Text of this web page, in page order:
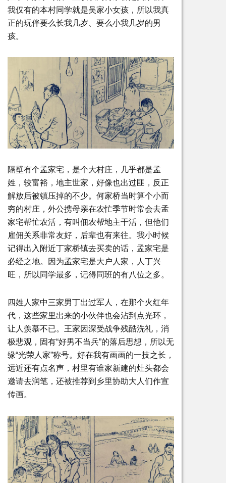
我仅有的本村同学就是吴家小女孩，所以我真
正的玩伴要么长我几岁、要么小我几岁的男
孩。
隔壁有个孟家宅，是个大村庄，几乎都是孟
姓，较富裕，地主世家，好像也出过匪，反正
解放后被镇压掉的不少。何家桥当时算个小而
穷的村庄，外公携母亲在农忙季节时常会去孟
家宅帮忙农活，有叫佃农帮地主干活，但他们
雇佣关系非常友好，后辈也有来往。我小时候
记得出入附近丁家桥镇去买卖的话，孟家宅是
必经之地。因为孟家宅是大户人家，人丁兴
旺，所以同学最多，记得同班的有八位之多。
四姓人家中三家男丁出过军人，在那个火红年
代，这些家里出来的小伙伴也会沾到点光环，
让人羡慕不已。王家因深受战争残酷洗礼，消
极悲观，固有“好男不当兵”的落后思想，所以无
缘“光荣人家”称号。好在我有画画的一技之长，
远近还有点名声，村里有谁家新建的灶头都会
邀请去润笔，还被推荐到乡里协助大人们作宣
传画。